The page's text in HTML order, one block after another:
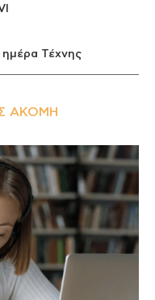
ημέρα Τέχνης
ΑΚΌΜΗ